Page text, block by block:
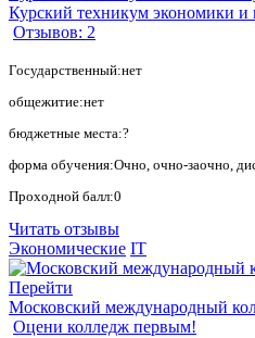
Курский техникум экономики и
Отзывов: 2
Государственный:нет
общежитие:нет
бюджетные места:?
форма обучения:Очно, очно-заочно,
Проходной балл:0
Читать отзывы
Экономические IT
Перейти
Московский международный
Оцени колледж первым!